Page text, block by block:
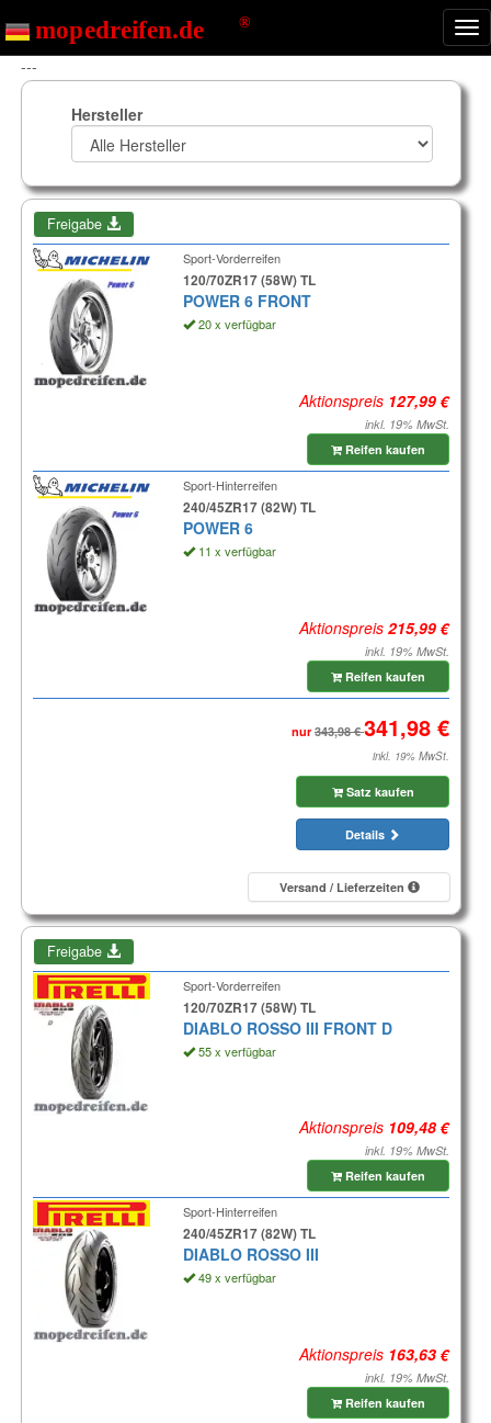
---
Hersteller
Freigabe
Sport-Vorderreifen
120/70ZR17 (58W) TL
POWER 6 FRONT
20 x verfügbar
Aktionspreis
inkl. 19% MwSt.
Reifen kaufen
Sport-Hinterreifen
240/45ZR17 (82W) TL
POWER 6
11 x verfügbar
Aktionspreis
inkl. 19% MwSt.
Reifen kaufen
nur
inkl. 19% MwSt.
Satz kaufen
Details
Versand / Lieferzeiten
Freigabe
Sport-Vorderreifen
120/70ZR17 (58W) TL
DIABLO ROSSO III FRONT D
55 x verfügbar
Aktionspreis
inkl. 19% MwSt.
Reifen kaufen
Sport-Hinterreifen
240/45ZR17 (82W) TL
DIABLO ROSSO III
49 x verfügbar
Aktionspreis
inkl. 19% MwSt.
Reifen kaufen